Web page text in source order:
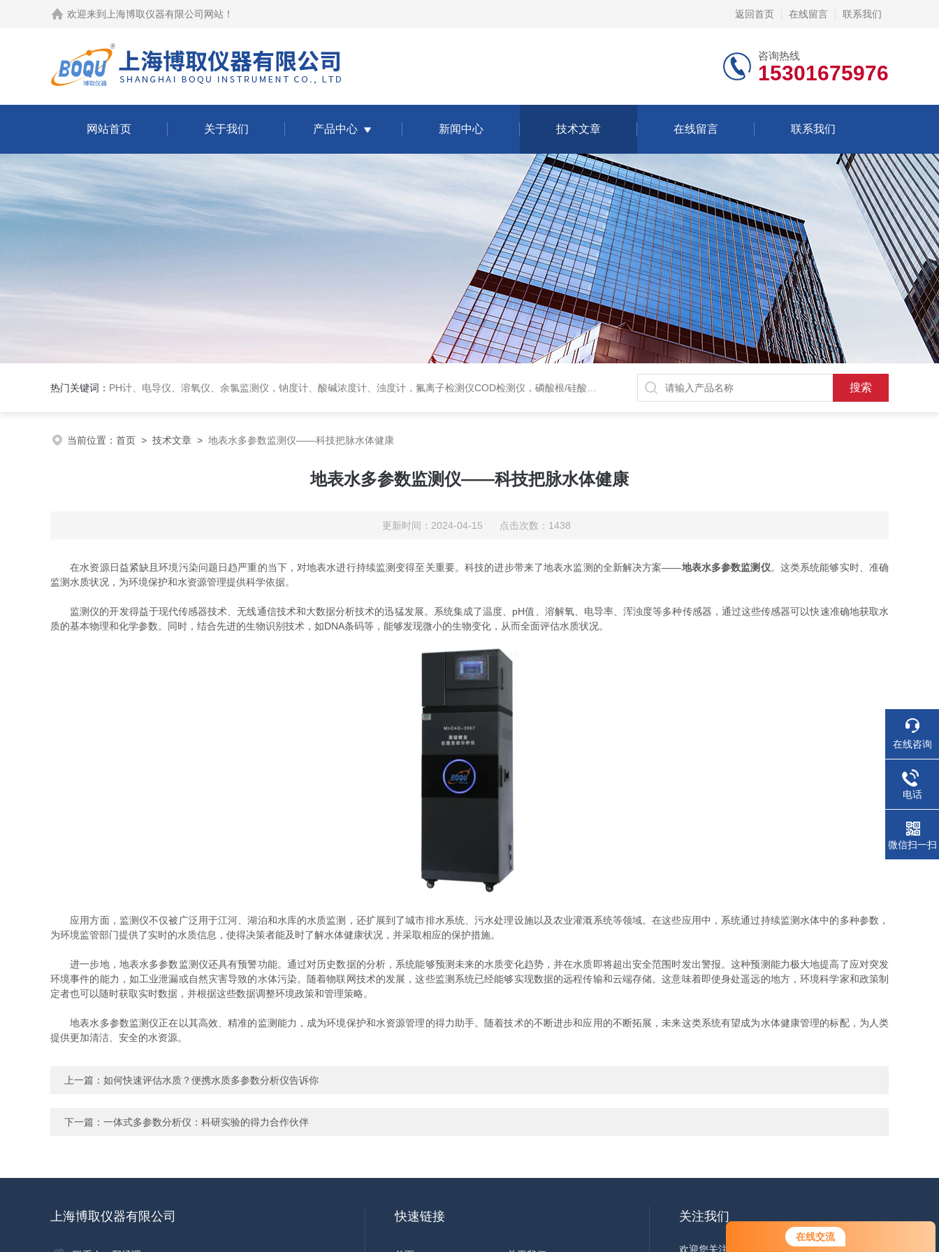
在线交流
欢迎来到 上海博取仪器有限公司网站 ！ 返回首页 在线留言 联系我们
咨询热线
15301675976
网站首页 关于我们 产品中心 新闻中心 技术文章 在线留言 联系我们
热门关键词： PH计、电导仪、溶氧仪、余氯监测仪，钠度计、酸碱浓度计、浊度计，氟离子检测仪COD检测仪，磷酸根/硅酸根分析仪，PH电极、溶氧电极、电导电极
当前位置： 首页 > 技术文章 > 地表水多参数监测仪——科技把脉水体健康
地表水多参数监测仪——科技把脉水体健康
更新时间：2024-04-15 点击次数：1438
在水资源日益紧缺且环境污染问题日趋严重的当下，对地表水进行持续监测变得至关重要。科技的进步带来了地表水监测的全新解决方案——地表水多参数监测仪。这类系统能够实时、准确
监测水质状况，为环境保护和水资源管理提供科学依据。
监测仪的开发得益于现代传感器技术、无线通信技术和大数据分析技术的迅猛发展。系统集成了温度、pH值、溶解氧、电导率、浑浊度等多种传感器，通过这些传感器可以快速准确地获取水
质的基本物理和化学参数。同时，结合先进的生物识别技术，如DNA条码等，能够发现微小的生物变化，从而全面评估水质状况。
应用方面，监测仪不仅被广泛用于江河、湖泊和水库的水质监测，还扩展到了城市排水系统、污水处理设施以及农业灌溉系统等领域。在这些应用中，系统通过持续监测水体中的多种参数，
为环境监管部门提供了实时的水质信息，使得决策者能及时了解水体健康状况，并采取相应的保护措施。
进一步地，地表水多参数监测仪还具有预警功能。通过对历史数据的分析，系统能够预测未来的水质变化趋势，并在水质即将超出安全范围时发出警报。这种预测能力极大地提高了应对突发
环境事件的能力，如工业泄漏或自然灾害导致的水体污染。随着物联网技术的发展，这些监测系统已经能够实现数据的远程传输和云端存储。这意味着即使身处遥远的地方，环境科学家和政策制
定者也可以随时获取实时数据，并根据这些数据调整环境政策和管理策略。
地表水多参数监测仪正在以其高效、精准的监测能力，成为环境保护和水资源管理的得力助手。随着技术的不断进步和应用的不断拓展，未来这类系统有望成为水体健康管理的标配，为人类
提供更加清洁、安全的水资源。
上一篇： 如何快速评估水质？便携水质多参数分析仪告诉你
下一篇： 一体式多参数分析仪：科研实验的得力合作伙伴
上海博取仪器有限公司 快速链接 关注我们
欢迎您关注我们的微信公众号了解更多信息
在线咨询
电话
微信扫一扫